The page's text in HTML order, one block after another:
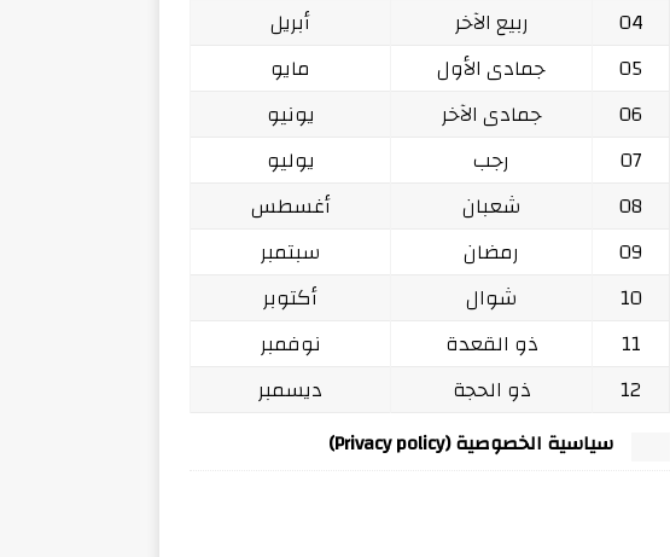
04
ربيع الآخر
أبريل
05
جمادى الأول
مايو
06
جمادى الآخر
يونيو
07
رجب
يوليو
08
شعبان
أغسطس
09
رمضان
سبتمبر
10
شوال
أكتوبر
11
ذو القعدة
نوفمبر
12
ذو الحجة ديسمبر
سياسية الخصوصية (Privacy policy)